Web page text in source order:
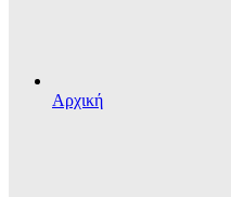
Αρχική